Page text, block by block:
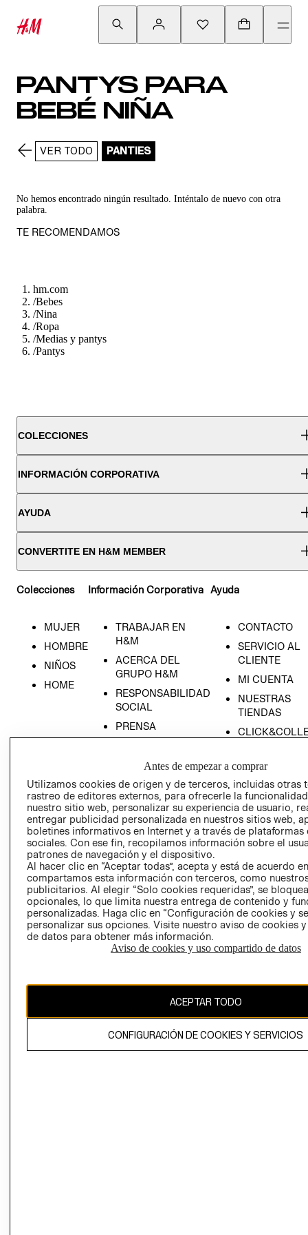
PANTYS PARA
BEBÉ NIÑA
VER TODO PANTIES
No hemos encontrado ningún resultado. Inténtalo de nuevo con otra
palabra.
TE RECOMENDAMOS
hm.com
/Bebes
/Nina
/Ropa
/Medias y pantys
/Pantys
COLECCIONES
INFORMACIÓN CORPORATIVA
AYUDA
CONVERTITE EN H&M MEMBER
Colecciones
MUJER
HOMBRE
NIÑOS
HOME
Información Corporativa
TRABAJAR EN
H&M
ACERCA DEL
GRUPO H&M
RESPONSABILIDAD
SOCIAL
PRENSA
POLÍTICA
EMPRESARIAL
Ayuda
CONTACTO
SERVICIO AL
CLIENTE
MI CUENTA
NUESTRAS
TIENDAS
TÉRMINOS Y
CONDICIONES
AVISO DE
PRIVACIDAD
GIFT CARD
AVISO DE
COOKIES
Antes de empezar a comprar
Utilizamos cookies de origen y de terceros, incluidas otras
rastreo de editores externos, para ofrecerle la
nuestro sitio web, personalizar su experiencia de usuario,
entregar publicidad personalizada en nuestros sitios web,
boletines informativos en Internet y a través de plataformas
sociales. Con ese fin, recopilamos información sobre el
patrones de navegación y el dispositivo.
Al hacer clic en “Aceptar todas”, acepta y está de acuerdo
compartamos esta información con terceros, como
publicitarios. Al elegir “Solo cookies requeridas”, se
opcionales, lo que limita nuestra entrega de contenido y
personalizadas. Haga clic en “Configuración de cookies y
personalizar sus opciones. Visite nuestro aviso de cookies
de datos para obtener más información.
Aviso de cookies y uso compartido de datos
ACEPTAR TODO
CONFIGURACIÓN DE COOKIES Y SERVICIOS